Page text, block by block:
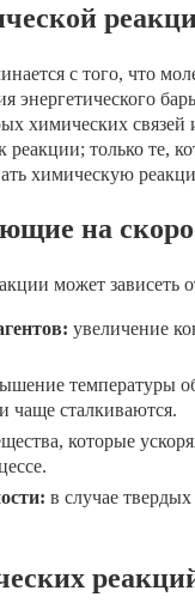
с того, что
энергетического
химических
реакции; только те,
химическую
на
может зависеть
увеличение
температуры
чаще сталкиваются.
которые
в случае